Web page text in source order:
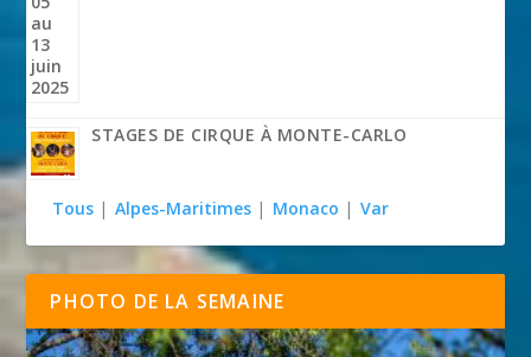
STAGES DE CIRQUE À MONTE-CARLO
Tous | Alpes-Maritimes | Monaco | Var
PHOTO DE LA SEMAINE